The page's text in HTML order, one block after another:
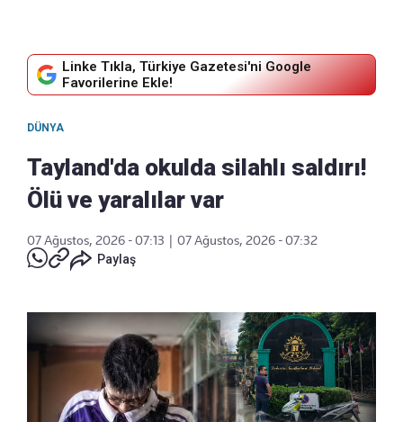
Linke Tıkla, Türkiye Gazetesi'ni Google
Favorilerine Ekle!
DÜNYA
Tayland'da okulda silahlı saldırı!
Ölü ve yaralılar var
07 Ağustos, 2026 - 07:13
07 Ağustos, 2026 - 07:32
Paylaş